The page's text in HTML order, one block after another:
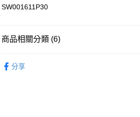
SW001611P30
商品相關分類 (6)
分享